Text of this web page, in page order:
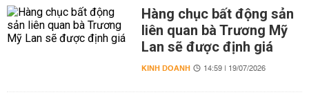
Hàng chục bất động sản
liên quan bà Trương Mỹ
Lan sẽ được định giá
KINH DOANH 14:59 | 19/07/2026